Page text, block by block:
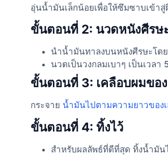
อุ่นน้ำมันเล็กน้อยเพื่อให้ซึมซาบเข้า
ขั้นตอนที่ 2: นวดหนังศีรษ
นำน้ำมันทาลงบนหนังศีรษะโด
นวดเป็นวงกลมเบาๆ เป็นเวล
ขั้นตอนที่ 3: เคลือบผมขอ
กระจาย น้ำมันไปตามความยาวของ
ขั้นตอนที่ 4: ทิ้งไว้
สำหรับผลลัพธ์ที่ดีที่สุด ทิ้งน้ำมั